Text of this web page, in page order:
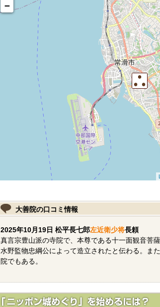
−
大善院の口コミ情報
2025年10月19日 松平長七郎左近衛少将長頼
真言宗豊山派の寺院で、本尊である十一面観音菩
水野監物忠綱公によって造立されたと伝わる。ま
院でもある。